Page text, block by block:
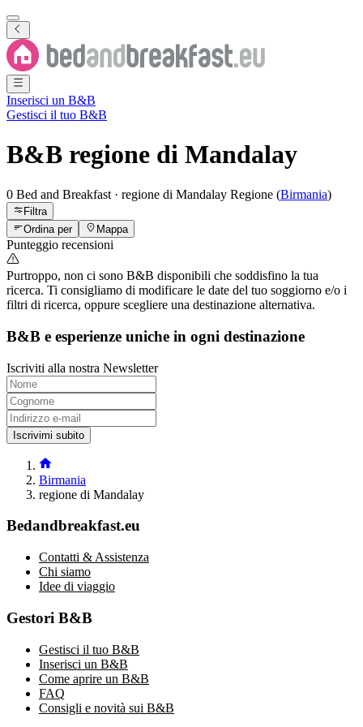
Inserisci un B&B
Gestisci il tuo B&B
B&B regione di Mandalay
0 Bed and Breakfast · regione di Mandalay Regione (Birmania)
Filtra
Ordina per
Mappa
Punteggio recensioni
Purtroppo, non ci sono B&B disponibili che soddisfino la tua
ricerca. Ti consigliamo di modificare le date del tuo soggiorno e/o i
filtri di ricerca, oppure scegliere una destinazione alternativa.
B&B e esperienze uniche in ogni destinazione
Iscriviti alla nostra Newsletter
Iscrivimi subito
Birmania
regione di Mandalay
Bedandbreakfast.eu
Contatti & Assistenza
Chi siamo
Idee di viaggio
Gestori B&B
Gestisci il tuo B&B
Inserisci un B&B
Come aprire un B&B
FAQ
Consigli e novità sui B&B